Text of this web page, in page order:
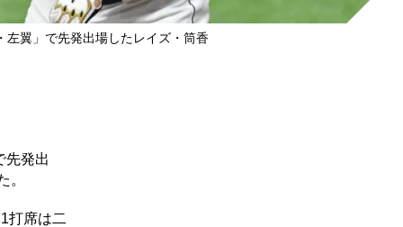
左翼」で先発出場したレイズ・筒香
先発出
。
打席は二